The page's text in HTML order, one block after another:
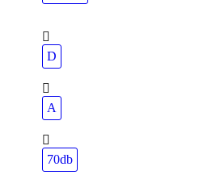
D
A
70db